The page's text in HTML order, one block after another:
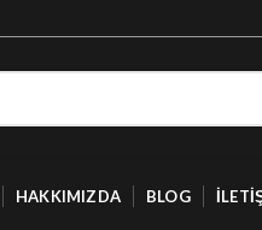
HAKKIMIZDA BLOG